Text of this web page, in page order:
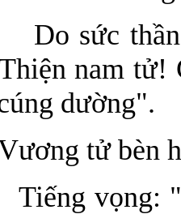
Do sức
nam tử!
dường".
tử bèn
Tiếng vọng: